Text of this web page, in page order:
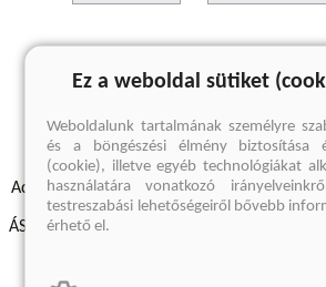
A keresett kifejezésre
Adatvédelmi szabályzatok Elállási
ÁSZF - Vásárlási feltételek
Ez a weboldal sütiket
Weboldalunk tartalmának személyre
és a böngészési élmény biztosítása
(cookie), illetve egyéb technológiákat
használatára vonatkozó
testreszabási lehetőségeiről bővebb
érhető el.